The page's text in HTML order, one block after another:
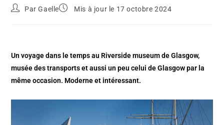
ParGaelle Mis à jour le 17 octobre 2024
Un voyage dans le temps au Riverside museum de Glasgow,
musée des transports et aussi un peu celui de Glasgow par la
même occasion. Moderne et intéressant.